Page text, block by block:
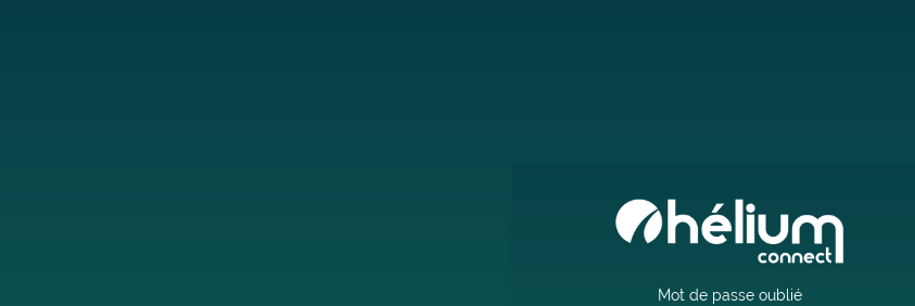
Mot de passe oublié